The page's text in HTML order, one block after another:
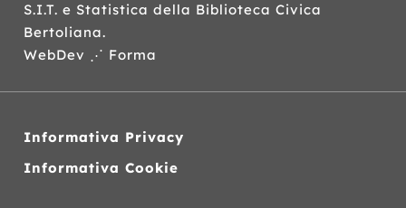
S.I.T. e Statistica della Biblioteca Civica
Bertoliana.
WebDev ⋰ Forma
Informativa Privacy
Informativa Cookie